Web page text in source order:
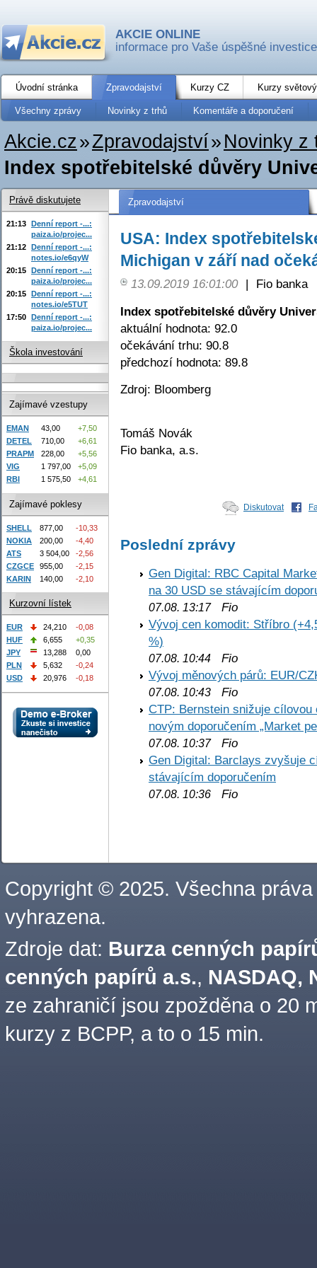
AKCIE ONLINE
informace pro Vaše úspěšné investice
Úvodní stránka Zpravodajství Kurzy CZ Kurzy
Všechny zprávy Novinky z trhů Komentáře a doporučení
Akcie.cz»Zpravodajství» Novinky z
Index spotřebitelské důvěry
Zpravodajství
USA: Index
Michigan v září nad
13.09.2019 16:01:00 |
Fio banka
Index spotřebitelské důvěry
aktuální hodnota: 92.0
očekávání trhu: 90.8
předchozí hodnota: 89.8
Zdroj: Bloomberg
Tomáš Novák
Fio banka, a.s.
Diskutovat
Poslední zprávy
Gen Digital: RBC Capital
na 30 USD se stávajícím
07.08. 13:17Fio
Vývoj cen komodit: Stříbro
%)
07.08. 10:44 Fio
Vývoj měnových párů: EUR/
07.08. 10:43 Fio
CTP: Bernstein snižuje
novým doporučením „Market
07.08. 10:37Fio
Gen Digital: Barclays zvyšuje
stávajícím doporučením
07.08. 10:36 Fio
Právě diskutujete
21:13 Denní report -...:
paiza.io/projec...
21:12 Denní report -...:
notes.io/e6qyW
20:15 Denní report -...:
paiza.io/projec...
20:15 Denní report -...:
notes.io/e5TUT
17:50 Denní report -...:
paiza.io/projec...
Škola investování
Zajímavé vzestupy
EMAN 43,00
+7,50
DETEL
710,00
+6,61
PRAPM
228,00
+5,56
VIG
1 797,00
+5,09
RBI
1 575,50 +4,61
Zajímavé poklesy
SHELL 877,00
-10,33
NOKIA
200,00
-4,40
ATS
3 504,00
-2,56
CZGCE
955,00
-2,15
KARIN
140,00 -2,10
Kurzovní lístek
EUR 24,210
-0,08
HUF
6,655
+0,35
JPY
13,288
0,00
PLN
5,632
-0,24
USD
20,976 -0,18
Copyright © 2025. Všechna práva
vyhrazena.
Zdroje dat: Burza cenných
cenných papírů a.s., NASDAQ,
ze zahraničí jsou zpožděna o 20
kurzy z BCPP, a to o 15 min.